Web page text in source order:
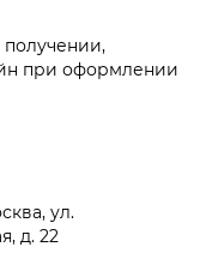
при оформлении
ул.
д. 22